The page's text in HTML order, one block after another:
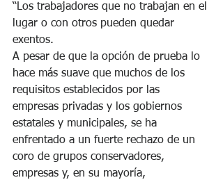
“Los trabajadores que no trabajan en el
lugar o con otros pueden quedar
exentos.
A pesar de que la opción de prueba lo
hace más suave que muchos de los
requisitos establecidos por las
empresas privadas y los gobiernos
estatales y municipales, se ha
enfrentado a un fuerte rechazo de un
coro de grupos conservadores,
empresas y, en su mayoría,